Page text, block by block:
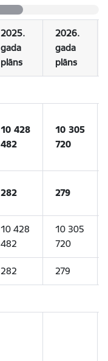
2025.
gada
plāns
2026.
gada
plāns
10 428
482
10 305
720
282 279
10 428
482
10 305
720
282 279